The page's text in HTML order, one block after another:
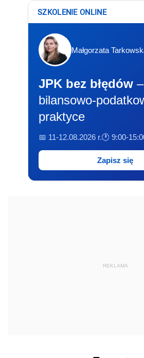
SZKOLENIE ONLINE
Małgorzata
JPK bez błędów
bilansowo-
praktyce
📅 11-12.08.2026 r.🕐 9:00-
Zapisz się
REKLAMA